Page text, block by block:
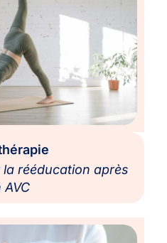
rééducation après
AVC